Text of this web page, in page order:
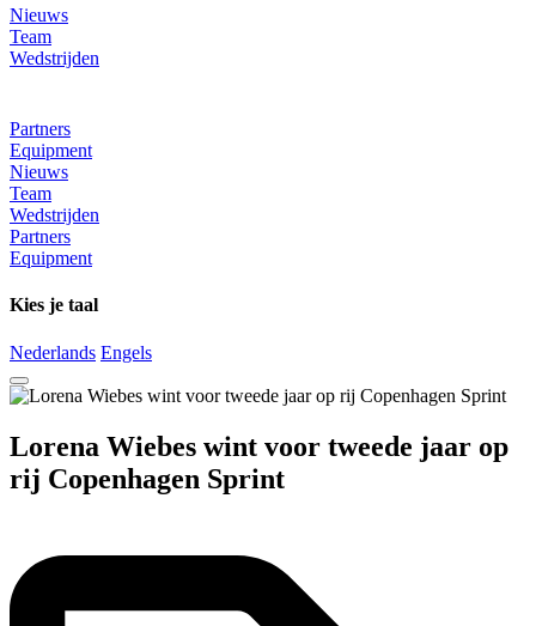
Nieuws
Team
Wedstrijden
Partners
Equipment
Nieuws
Team
Wedstrijden
Partners
Equipment
Kies je taal
Nederlands Engels
Lorena Wiebes wint voor tweede jaar op
rij Copenhagen Sprint